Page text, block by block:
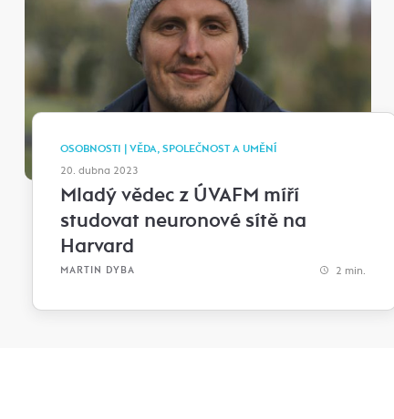
OSOBNOSTI | VĚDA, SPOLEČNOST A UMĚNÍ
20. dubna 2023
Mladý vědec z ÚVAFM míří
studovat neuronové sítě na
Harvard
MARTIN DYBA 2 min.